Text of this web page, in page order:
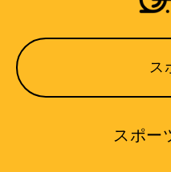
ス
スポー